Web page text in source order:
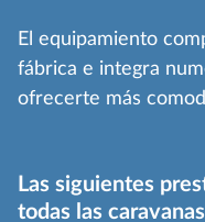
El equipamiento
fábrica e integra
ofrecerte más
Las siguientes
todas las